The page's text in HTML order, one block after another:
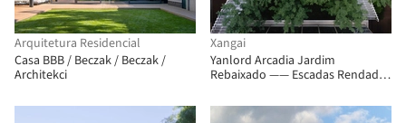
Arquitetura Residencial
Casa BBB / Beczak / Beczak /
Architekci
Xangai
Yanlord Arcadia Jardim
Rebaixado —— Escadas Rendadas